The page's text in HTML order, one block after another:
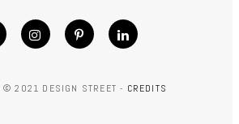
© 2021 DESIGN STREET - CREDITS